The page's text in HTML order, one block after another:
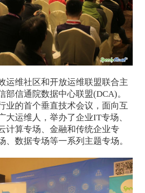
运维社区和开放运维联盟联合主
部信通院数据中心联盟(DCA)。
业的首个垂直技术会议，面向互
大运维人，举办了企业IT专场、
计算专场、金融和传统企业专
、数据专场等一系列主题专场。